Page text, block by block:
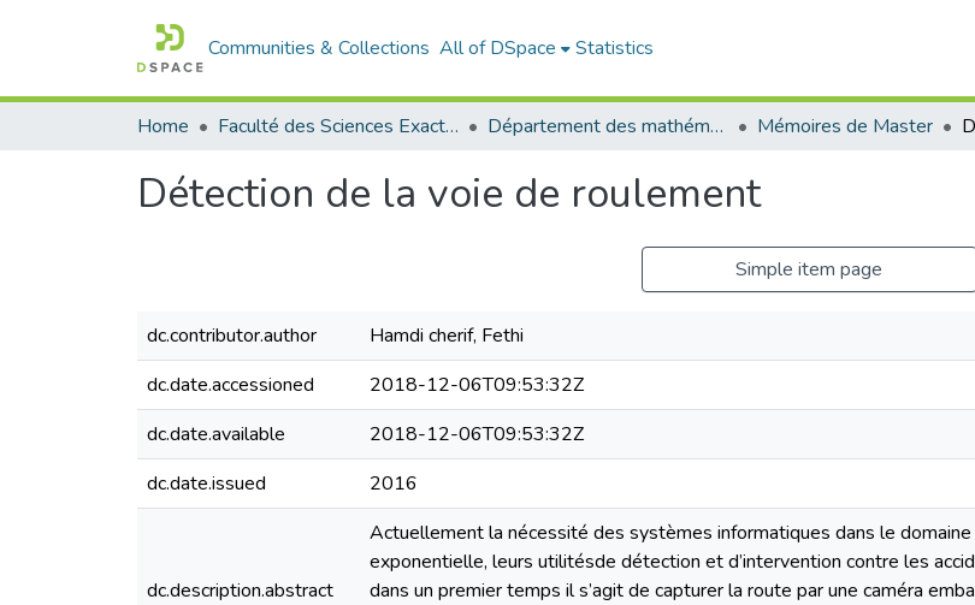
Communities & Collections All of DSpace Statistics
Home Faculté des Sciences Exactes et de l'Informatique Département des mathématiques et informatique Mémoires de Master
Détection de la voie de roulement
Simple item page
dc.contributor.author
Hamdi cherif, Fethi
dc.date.accessioned
2018-12-06T09:53:32Z
dc.date.available
2018-12-06T09:53:32Z
dc.date.issued
2016
dc.description.abstract
Actuellement la nécessité des systèmes informatiques dans le domaine
exponentielle, leurs utilitésde détection et d’intervention contre les
dans un premier temps il s’agit de capturer la route par une caméra